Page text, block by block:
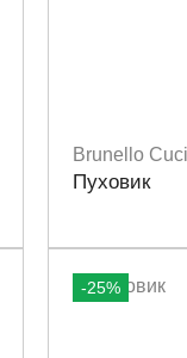
Размеры
Brunello
Пуховик
-25%